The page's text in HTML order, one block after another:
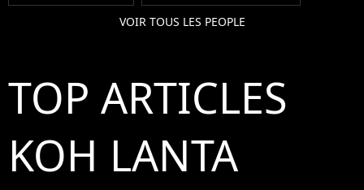
VOIR TOUS LES PEOPLE
TOP ARTICLES
KOH LANTA